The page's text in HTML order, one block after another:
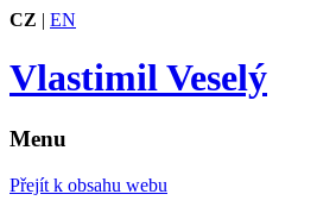
CZ | EN
Vlastimil Veselý
Menu
Přejít k obsahu webu